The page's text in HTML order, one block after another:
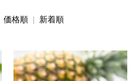
価格順 | 新着順